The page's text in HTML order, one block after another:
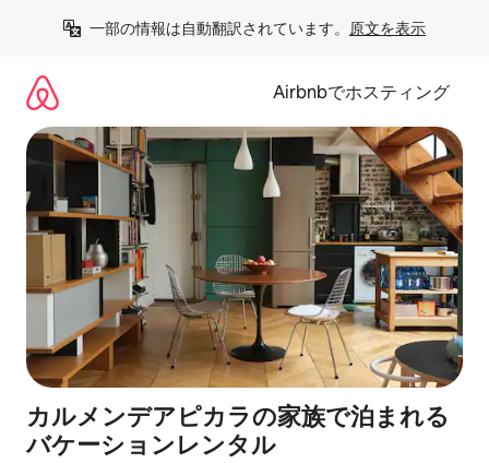
一部の情報は自動翻訳されています。 原文を表示
Airbnbでホスティング
カルメンデアピカラの家族で泊まれる
バケーションレンタル